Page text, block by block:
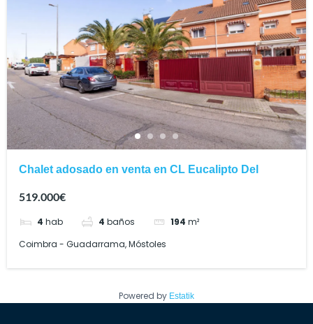
Chalet adosado en venta en CL Eucalipto Del
519.000€
4 hab 4 baños 194 m²
Coimbra - Guadarrama, Móstoles
Powered by Estatik